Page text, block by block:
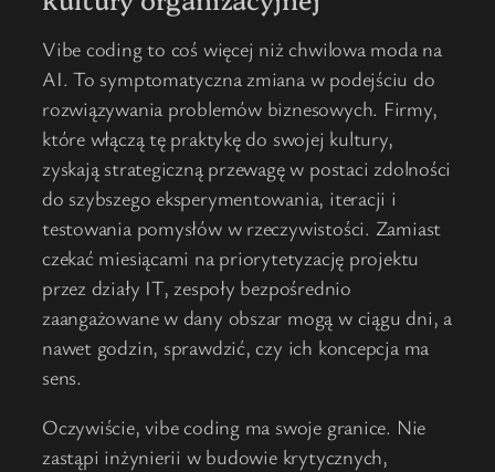
Vibe coding to coś więcej niż chwilowa moda na
AI. To symptomatyczna zmiana w podejściu do
rozwiązywania problemów biznesowych. Firmy,
które włączą tę praktykę do swojej kultury,
zyskają strategiczną przewagę w postaci zdolności
do szybszego eksperymentowania, iteracji i
testowania pomysłów w rzeczywistości. Zamiast
czekać miesiącami na priorytetyzację projektu
przez działy IT, zespoły bezpośrednio
zaangażowane w dany obszar mogą w ciągu dni, a
nawet godzin, sprawdzić, czy ich koncepcja ma
sens.
Oczywiście, vibe coding ma swoje granice. Nie
zastąpi inżynierii w budowie krytycznych,